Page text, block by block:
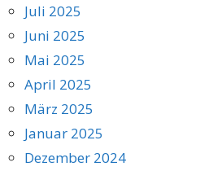
Juli 2025
Juni 2025
Mai 2025
April 2025
März 2025
Januar 2025
Dezember 2024